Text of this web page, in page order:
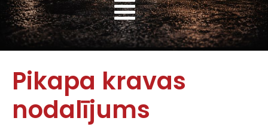
Pikapa kravas
nodalījums